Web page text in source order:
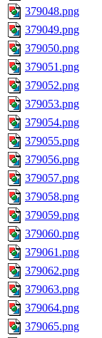
379048.png
379049.png
379050.png
379051.png
379052.png
379053.png
379054.png
379055.png
379056.png
379057.png
379058.png
379059.png
379060.png
379061.png
379062.png
379063.png
379064.png
379065.png